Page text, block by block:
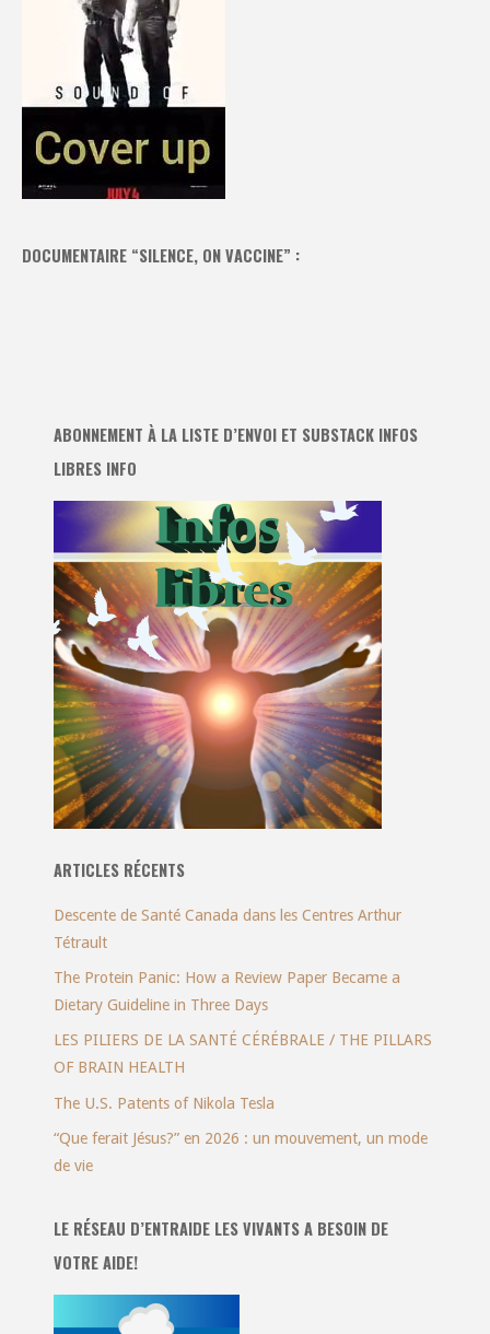
DOCUMENTAIRE “SILENCE, ON VACCINE” :
ABONNEMENT À LA LISTE D’ENVOI ET SUBSTACK INFOS
LIBRES INFO
ARTICLES RÉCENTS
Descente de Santé Canada dans les Centres Arthur
Tétrault
The Protein Panic: How a Review Paper Became a
Dietary Guideline in Three Days
LES PILIERS DE LA SANTÉ CÉRÉBRALE / THE PILLARS
OF BRAIN HEALTH
The U.S. Patents of Nikola Tesla
“Que ferait Jésus?” en 2026 : un mouvement, un mode
de vie
LE RÉSEAU D’ENTRAIDE LES VIVANTS A BESOIN DE
VOTRE AIDE!